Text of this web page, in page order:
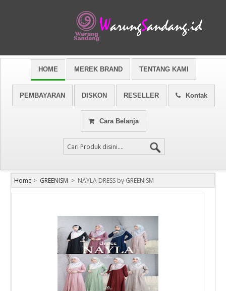
HOME MEREK BRAND TENTANG KAMI
PEMBAYARAN DISKON RESELLER Kontak
Cara Belanja
Home > GREENISM > NAYLA DRESS by GREENISM